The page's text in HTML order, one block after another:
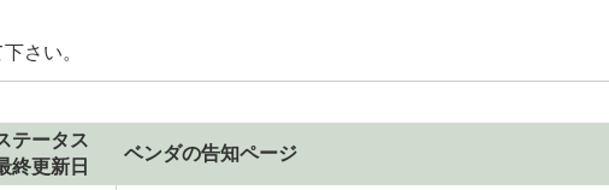
さい。
テータス
終更新日
ベンダの告知ページ